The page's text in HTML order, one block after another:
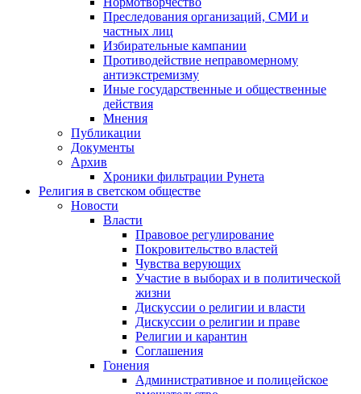
Преследования организаций, СМИ и
частных лиц
Избирательные кампании
Противодействие неправомерному
антиэкстремизму
Иные государственные и общественные
действия
Мнения
Публикации
Документы
Архив
Хроники фильтрации Рунета
Религия в светском обществе
Новости
Власти
Правовое регулирование
Покровительство властей
Чувства верующих
Участие в выборах и в политической
жизни
Дискуссии о религии и власти
Дискуссии о религии и праве
Религии и карантин
Соглашения
Гонения
Административное и полицейское